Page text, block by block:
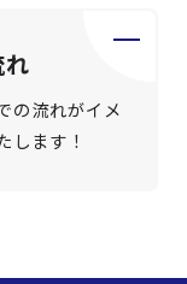
の流れがイメ
します！